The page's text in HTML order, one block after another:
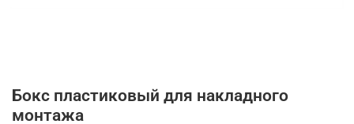
Бокс пластиковый для накладного
монтажа